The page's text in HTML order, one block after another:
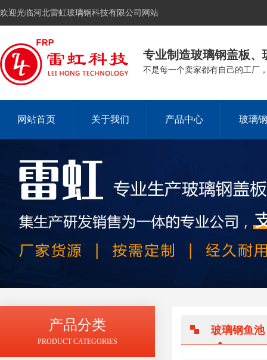
欢迎光临河北雷虹玻璃钢科技有限公司网站
专业制造玻璃钢盖板
不是每一个卖家都有自己的工厂
网站首页 关于我们 产品中心 玻璃
产品分类
PRODUCT CATEGORIES
玻璃钢鱼池